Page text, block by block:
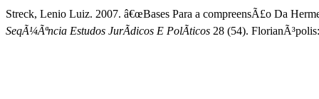
Streck, Lenio Luiz. 2007. â€œBases Para a compreensÃ£o Da
SeqÃ¼Ãªncia Estudos JurÃ­dicos E PolÃ­ticos 28 (54).